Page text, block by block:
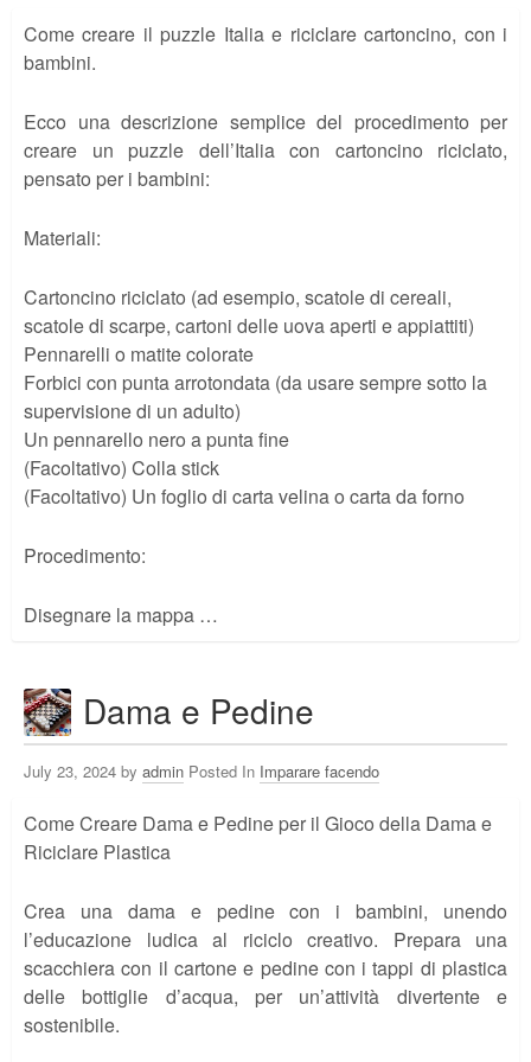
Come creare il puzzle Italia e riciclare cartoncino, con i
bambini.
Ecco una descrizione semplice del procedimento per
creare un puzzle dell’Italia con cartoncino riciclato,
pensato per i bambini:
Materiali:
Cartoncino riciclato (ad esempio, scatole di cereali,
scatole di scarpe, cartoni delle uova aperti e appiattiti)
Pennarelli o matite colorate
Forbici con punta arrotondata (da usare sempre sotto la
supervisione di un adulto)
Un pennarello nero a punta fine
(Facoltativo) Colla stick
(Facoltativo) Un foglio di carta velina o carta da forno
Procedimento:
Disegnare la mappa …
Dama e Pedine
July 23, 2024 by admin Posted In Imparare facendo
Come Creare Dama e Pedine per il Gioco della Dama e
Riciclare Plastica
Crea una dama e pedine con i bambini, unendo
l’educazione ludica al riciclo creativo. Prepara una
scacchiera con il cartone e pedine con i tappi di plastica
delle bottiglie d’acqua, per un’attività divertente e
sostenibile.